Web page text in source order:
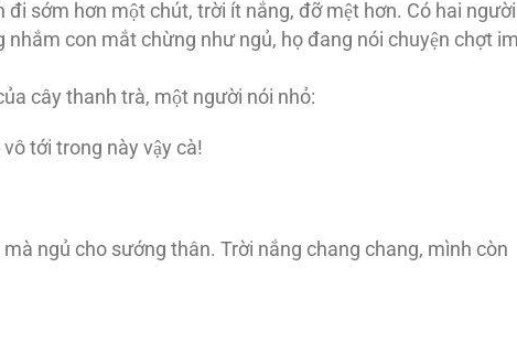
sớm hơn một chút, trời ít nắng, đỡ mệt hơn. Có hai người
nhắm con mắt chừng như ngủ, họ đang nói chuyện chợt im
cây thanh trà, một người nói nhỏ:
tới trong này vậy cà!
ngủ cho sướng thân. Trời nắng chang chang, mình còn